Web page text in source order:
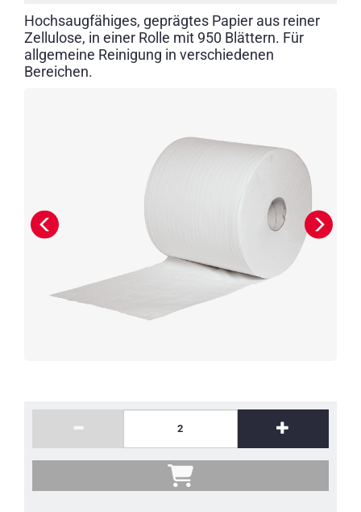
Hochsaugfähiges, geprägtes Papier aus reiner
Zellulose, in einer Rolle mit 950 Blättern. Für
allgemeine Reinigung in verschiedenen
Bereichen.